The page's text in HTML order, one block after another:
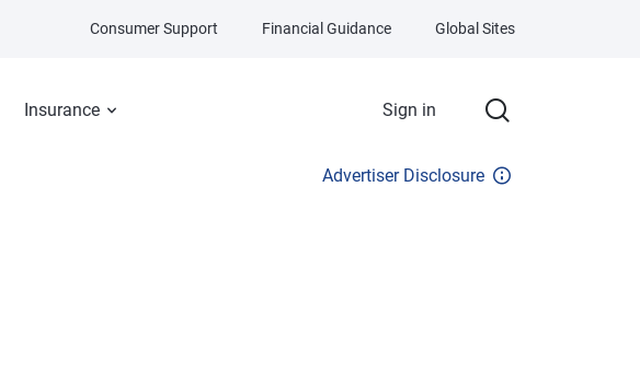
Insurance Sign in
Consumer Support Financial Guidance Global Sites
Advertiser Disclosure